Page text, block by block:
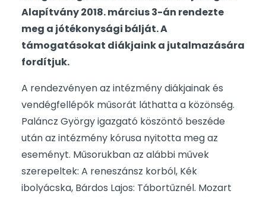
Alapítvány 2018. március 3-án rendezte
meg a jótékonysági bálját. A
támogatásokat diákjaink a jutalmazására
fordítjuk.
A rendezvényen az intézmény diákjainak és
vendégfellépők műsorát láthatta a közönség.
Paláncz György igazgató köszöntő beszéde
után az intézmény kórusa nyitotta meg az
eseményt. Műsorukban az alábbi művek
szerepeltek: A reneszánsz korból, Kék
ibolyácska, Bárdos Lajos: Tábortűznél. Mozart